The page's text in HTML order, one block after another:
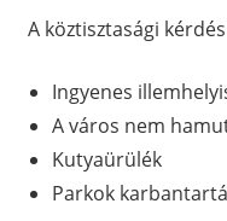
A köztisztasági
Ingyenes
A város nem
Kutyaürülék
Parkok